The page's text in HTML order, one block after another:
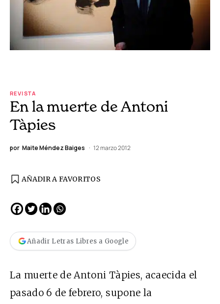
REVISTA
En la muerte de Antoni
Tàpies
por Maite Méndez Baiges 12 marzo 2012
AÑADIR A FAVORITOS
Añadir Letras Libres a Google
La muerte de Antoni Tàpies, acaecida el
pasado 6 de febrero, supone la